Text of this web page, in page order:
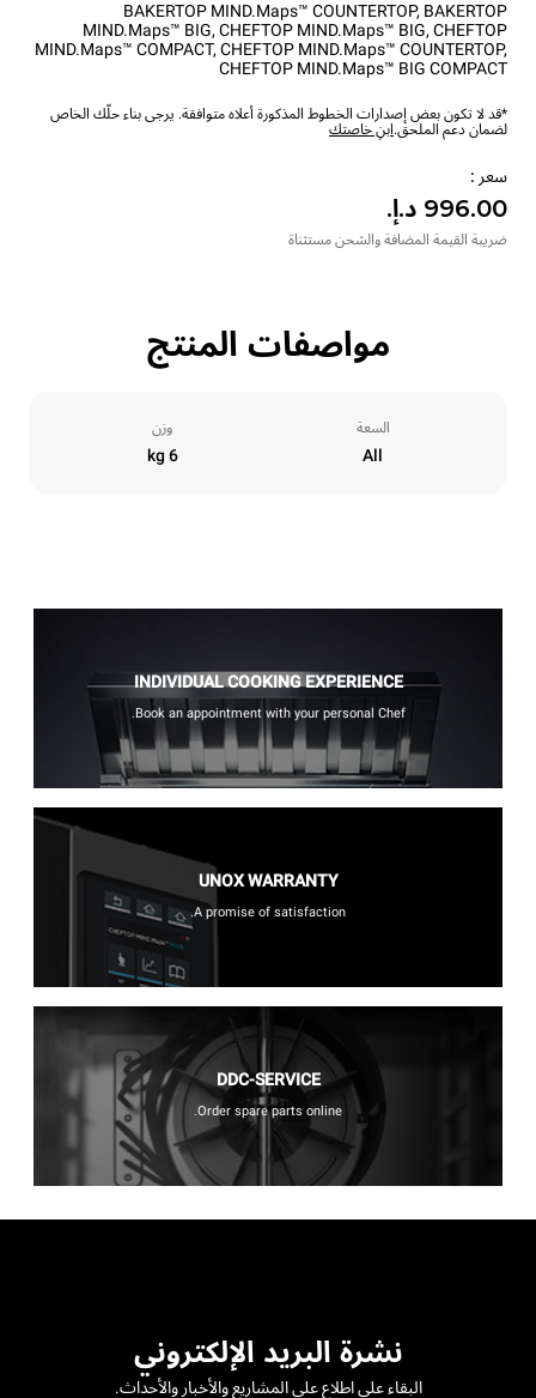
BAKERTOP MIND.Maps™ COUNTERTOP, BAKERTOP
MIND.Maps™ BIG, CHEFTOP MIND.Maps™ BIG, CHEFTOP
MIND.Maps™ COMPACT, CHEFTOP MIND.Maps™ COUNTERTOP,
CHEFTOP MIND.Maps™ BIG COMPACT
*قد لا تكون بعض إصدارات الخطوط المذكورة أعلاه متوافقة. يرجى بناء حلّك الخاص
لضمان دعم الملحق.ابنِ خاصتك
سعر :
ضريبة القيمة المضافة والشحن مستثناة
مواصفات المنتج
السعة
All
وزن
6 kg
INDIVIDUAL COOKING EXPERIENCE
Book an appointment with your personal Chef.
UNOX WARRANTY
A promise of satisfaction.
DDC-SERVICE
Order spare parts online.
نشرة البريد الإلكتروني
البقاء على اطلاع على المشاريع والأخبار والأحداث.